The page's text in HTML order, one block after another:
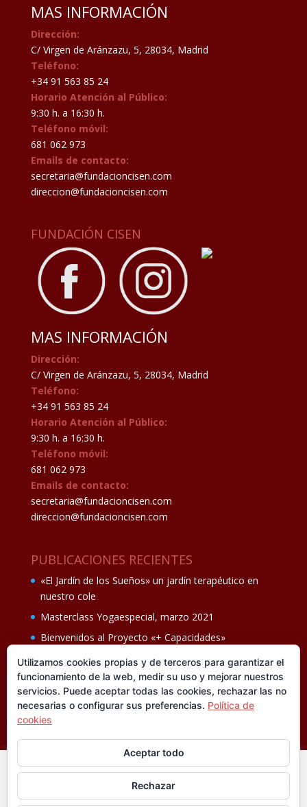
MAS INFORMACIÓN
Dirección:
C/ Virgen de Aránzazu, 5, 28034, Madrid
Teléfono:
+34 91 563 85 24
Horario Atención al Público:
9:30 h. a 16:30 h.
Teléfono móvil:
681 062 973
Emails de contacto:
secretaria@fundacioncisen.com
direccion@fundacioncisen.com
FUNDACIÓN CISEN
MAS INFORMACIÓN
Dirección:
C/ Virgen de Aránzazu, 5, 28034, Madrid
Teléfono:
+34 91 563 85 24
Horario Atención al Público:
9:30 h. a 16:30 h.
Teléfono móvil:
681 062 973
Emails de contacto:
secretaria@fundacioncisen.com
direccion@fundacioncisen.com
PUBLICACIONES RECIENTES
«El Jardín de los Sueños» un jardín terapéutico en
nuestro cole
Masterclass Yogaespecial, marzo 2021
Bienvenidos al Proyecto «+ Capacidades»
Fiesta de fin de curso Los oficios 14 de junio
Ganadores del II Programa educativo Cuídate +
®FUNDACIÓN CISEN. ® Todos los derechos
En esta web utilizamos cookies analíticas, propias y de
terceros, que nos informan sobre sus hábitos de navegación
Utilizamos cookies propias y de terceros para garantizar el
funcionamiento de la web, medir su uso y mejorar nuestros
servicios. Puede aceptar todas las cookies, rechazar las no
necesarias o configurar sus preferencias. Política de
cookies
Aceptar todo
Rechazar